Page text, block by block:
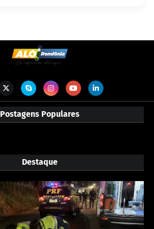
Postagens Populares
Destaque